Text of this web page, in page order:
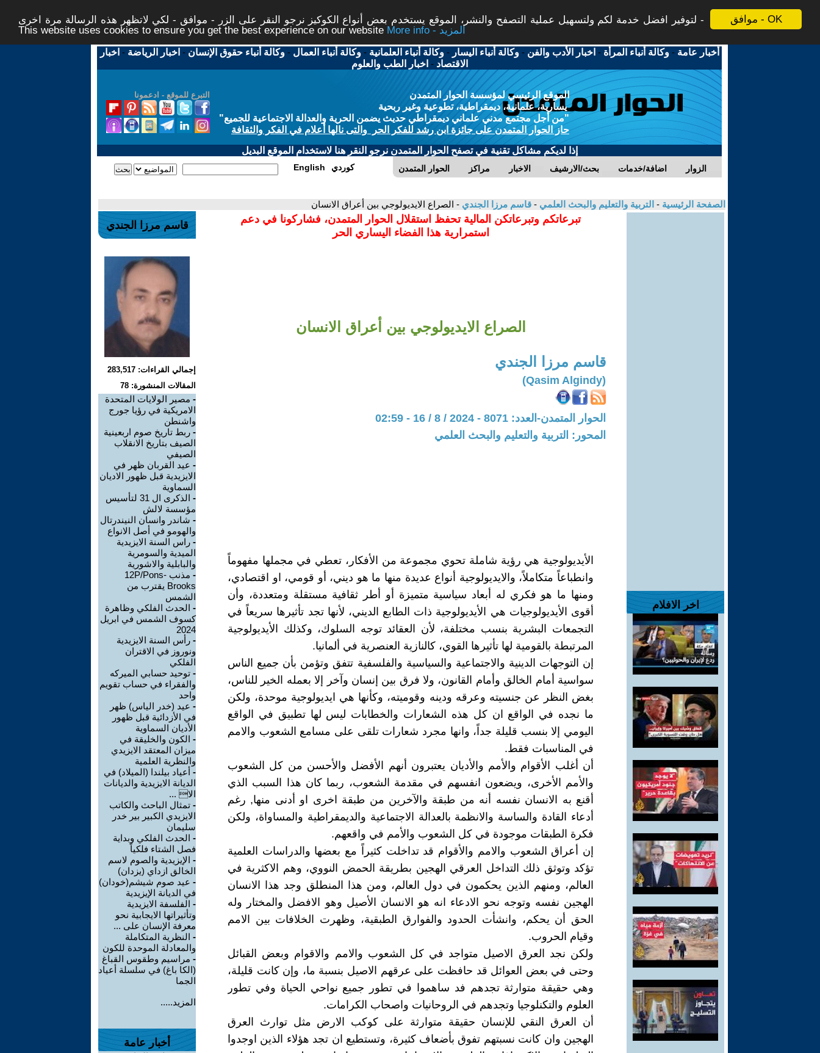
موافق - OK
لتوفير افضل خدمة لكم ولتسهيل عملية التصفح والنشر، الموقع يستخدم بعض أنواع الكوكيز نرجو النقر على الزر - موافق - لكي لاتظهر هذه الرسالة مرة اخرى -
This website uses cookies to ensure you get the best experience on our website
More info - المزيد
أخبار عامة -وكالة أنباء المرأة - اخبار الأدب والفن -وكالة أنباء اليسار -وكالة أنباء العلمانية -وكالة أنباء العمال -وكالة أنباء حقوق الإنسان - اخبار الرياضة - اخبار
الاقتصاد - اخبار الطب والعلوم
التبرع للموقع - ادعمونا
الموقع الرئيسي لمؤسسة الحوار المتمدن
يسارية، علمانية، ديمقراطية، تطوعية وغير ربحية
"من أجل مجتمع مدني علماني ديمقراطي حديث يضمن الحرية والعدالة الاجتماعية للجميع"
حاز الحوار المتمدن على جائزة ابن رشد للفكر الحر والتى نالها أعلام في الفكر والثقافة
إذا لديكم مشاكل تقنية في تصفح الحوار المتمدن نرجو النقر هنا لاستخدام الموقع البديل
الحوار المتمدن مراكز الاخبار بحث/الارشيف اضافة/خدمات الزوار English كوردي
الصفحة الرئيسية - التربية والتعليم والبحث العلمي - قاسم مرزا الجندي - الصراع الايديولوجي بين أعراق الانسان
اخر الافلام
تبرعاتكم وتبرعاتكن المالية تحفظ استقلال الحوار المتمدن، فشاركونا في دعم
استمرارية هذا الفضاء اليساري الحر
الصراع الايديولوجي بين أعراق الانسان
قاسم مرزا الجندي
(Qasim Algindy)
الحوار المتمدن-العدد: 8071 - 2024 / 8 / 16 - 02:59
المحور: التربية والتعليم والبحث العلمي
الأيديولوجية هي رؤية شاملة تحوي مجموعة من الأفكار، تعطي في مجملها مفهوماً
وانطباعاً متكاملاً، والايديولوجية أنواع عديدة منها ما هو ديني، أو قومي، او اقتصادي،
ومنها ما هو فكري له أبعاد سياسية متميزة أو أطر ثقافية مستقلة ومتعددة، وأن
أقوى الأيديولوجيات هي الأيديولوجية ذات الطابع الديني، لأنها تجد تأثيرها سريعاً في
التجمعات البشرية بنسب مختلفة، لأن العقائد توجه السلوك، وكذلك الأيديولوجية
المرتبطة بالقومية لها تأثيرها القوي، كالنازية العنصرية في ألمانيا.
إن التوجهات الدينية والاجتماعية والسياسية والفلسفية تتفق وتؤمن بأن جميع الناس
سواسية أمام الخالق وأمام القانون، ولا فرق بين إنسان وآخر إلا بعمله الخير للناس،
بغض النظر عن جنسيته وعرقه ودينه وقوميته، وكأنها هي ايديولوجية موحدة، ولكن
ما نجده في الواقع ان كل هذه الشعارات والخطابات ليس لها تطبيق في الواقع
اليومي إلا بنسب قليلة جداً، وانها مجرد شعارات تلقى على مسامع الشعوب والامم
في المناسبات فقط.
أن أغلب الأقوام والأمم والأديان يعتبرون أنهم الأفضل والأحسن من كل الشعوب
والأمم الأخرى، ويضعون انفسهم في مقدمة الشعوب، ربما كان هذا السبب الذي
أقنع به الانسان نفسه أنه من طبقة والآخرين من طبقة اخرى او أدنى منها, رغم
أدعاء القادة والساسة والانظمة بالعدالة الاجتماعية والديمقراطية والمساواة، ولكن
فكرة الطبقات موجودة في كل الشعوب والأمم في واقعهم.
إن أعراق الشعوب والامم والأقوام قد تداخلت كثيراً مع بعضها والدراسات العلمية
تؤكد وتوثق ذلك التداخل العرقي الهجين بطريقة الحمض النووي، وهم الاكثرية في
العالم، ومنهم الذين يحكمون في دول العالم، ومن هذا المنطلق وجد هذا الانسان
الهجين نفسه وتوجه نحو الادعاء انه هو الانسان الأصيل وهو الافضل والمختار وله
الحق أن يحكم، وانشأت الحدود والفوارق الطبقية، وظهرت الخلافات بين الامم
وقيام الحروب.
ولكن نجد العرق الاصيل متواجد في كل الشعوب والامم والاقوام وبعض القبائل
وحتى في بعض العوائل قد حافظت على عرقهم الاصيل بنسبة ما، وإن كانت قليلة،
وهي حقيقة متوارثة تجدهم فد ساهموا في تطور جميع نواحي الحياة وفي تطور
العلوم والتكنلوجيا وتجدهم في الروحانيات واصحاب الكرامات.
أن العرق النقي للإنسان حقيقة متوارثة على كوكب الارض مثل توارث العرق
الهجين وان كانت نسبتهم تفوق بأضعاف كثيرة، وتستطيع ان تجد هؤلاء الذين اوجدوا
قاسم مرزا الجندي
إجمالي القراءات: 283,517
المقالات المنشورة: 78
- مصير الولايات المتحدة
الامريكية في رؤيا جورج
واشنطن
- ربط تاريخ صوم اربعينية
الصيف بتاريخ الانقلاب
الصيفي
- عيد القربان ظهر في
الايزيدية قبل ظهور الاديان
السماوية
-
الذكرى ال 31 لتأسيس
مؤسسة لالش
- شاندر وانسان النيندرتال
والهومو في أصل الانواع
- راس السنة الايزيدية
الميدية والسومرية
والبابلية والاشورية
-
مذنب 12P/Pons-
Brooks يقترب من
الشمس
- الحدث الفلكي وظاهرة
كسوف الشمس في ابريل
2024
- رأس السنة الايزيدية
ونوروز في الاقتران
الفلكي
- توحيد حسابي الميركه
والفقراء في حساب تقويم
واحد
- عيد (خدر الياس) ظهر
في الأزدائية قبل ظهور
الأديان السماوية
- الكون والخليقة في
ميزان المعتقد الايزيدي
والنظرية العلمية
- أعياد بيلندا (الميلاد) في
الديانة الايزيدية والديانات
الا ...
- تمثال الباحث والكاتب
الايزيدي الكبير بير خدر
سليمان
- الحدث الفلكي وبداية
فصل الشتاء فلكياً
- الإيزيدية والصوم لاسم
الخالق ازداي (يزدان)
- عيد صوم شيشم(خودان)
في الديانة الإيزيدية
- الفلسفة الايزيدية
وتأثيراتها الايجابية نحو
معرفة الإنسان على ...
- النظرية المتكاملة
والمعادلة الموحدة للكون
- مراسيم وطقوس القباغ
(الكا باغ) في سلسلة أعياد
الجما
المزيد.....
أخبار عامة